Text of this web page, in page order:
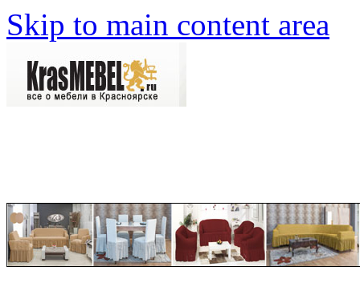
Skip to main content area